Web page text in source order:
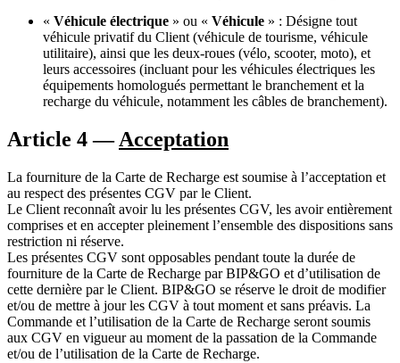
« Véhicule électrique » ou « Véhicule » : Désigne tout
véhicule privatif du Client (véhicule de tourisme, véhicule
utilitaire), ainsi que les deux-roues (vélo, scooter, moto), et
leurs accessoires (incluant pour les véhicules électriques les
équipements homologués permettant le branchement et la
recharge du véhicule, notamment les câbles de branchement).
Article 4 —Acceptation
La fourniture de la Carte de Recharge est soumise à l’acceptation et
au respect des présentes CGV par le Client.
Le Client reconnaît avoir lu les présentes CGV, les avoir entièrement
comprises et en accepter pleinement l’ensemble des dispositions sans
restriction ni réserve.
Les présentes CGV sont opposables pendant toute la durée de
fourniture de la Carte de Recharge par BIP&GO et d’utilisation de
cette dernière par le Client. BIP&GO se réserve le droit de modifier
et/ou de mettre à jour les CGV à tout moment et sans préavis. La
Commande et l’utilisation de la Carte de Recharge seront soumis
aux CGV en vigueur au moment de la passation de la Commande
et/ou de l’utilisation de la Carte de Recharge.